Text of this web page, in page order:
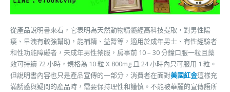
從產品說明書來看，它表明為天然動物精髓經高科技提取，對男性陽
痿、早洩有較強幫助，能補精、益腎等，適用於成年男士、有性經驗者
和性功能障礙者，未成年男性禁服，房事前 10 – 30 分鐘口服一粒且藥
效可持續 72 小時，規格為 10 粒 X 800mg 且 24 小時內只可服用 1 粒。
但說明書內容也只是產品宣傳的一部分，消費者在面對美國紅金這樣充
滿誘惑與疑問的產品時，需要保持理性和謹慎。不能被華麗的宣傳語所